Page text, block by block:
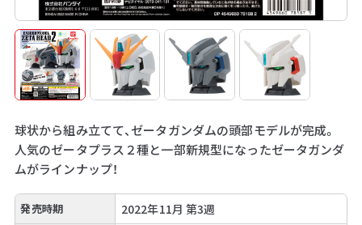
球状から組み立てて、ゼータガンダムの頭部モデルが完成。
人気のゼータプラス２種と一部新規型になったゼータガンダ
ムがラインナップ！
発売時期 2022年11月 第3週